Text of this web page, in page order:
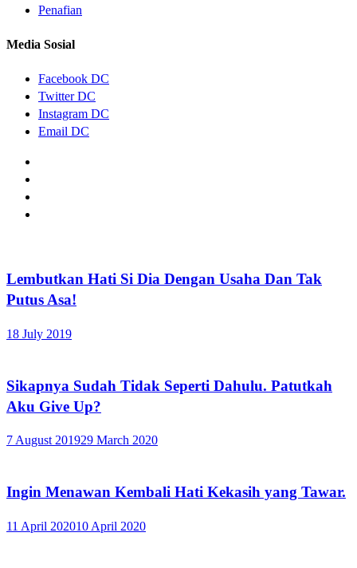
Penafian
Media Sosial
Facebook DC
Twitter DC
Instagram DC
Email DC
Lembutkan Hati Si Dia Dengan Usaha Dan Tak
Putus Asa!
18 July 2019
Sikapnya Sudah Tidak Seperti Dahulu. Patutkah
Aku Give Up?
7 August 201929 March 2020
Ingin Menawan Kembali Hati Kekasih yang Tawar.
11 April 202010 April 2020